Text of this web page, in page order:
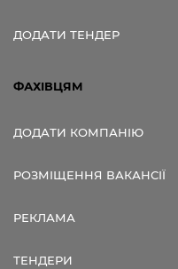
ДОДАТИ ТЕНДЕР
ФАХІВЦЯМ
ДОДАТИ КОМПАНІЮ
РОЗМІЩЕННЯ ВАКАНСІЇ
РЕКЛАМА
ТЕНДЕРИ